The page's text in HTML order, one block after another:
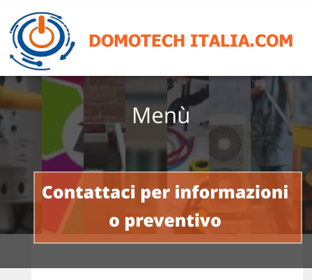
Tende tecniche
DOMOTECH ITALIA.COM